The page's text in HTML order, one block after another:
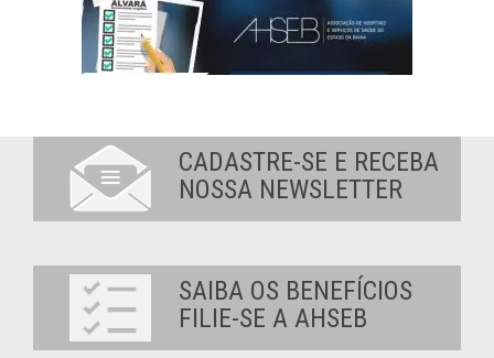
CADASTRE-SE E RECEBA
NOSSA NEWSLETTER
SAIBA OS BENEFÍCIOS
FILIE-SE A AHSEB